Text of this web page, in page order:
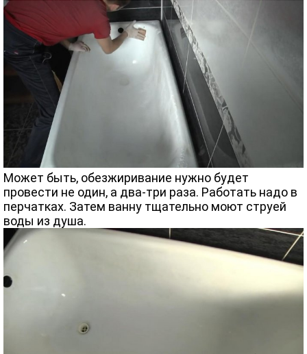
Может быть, обезжиривание нужно будет
провести не один, а два-три раза. Работать надо в
перчатках. Затем ванну тщательно моют струей
воды из душа.